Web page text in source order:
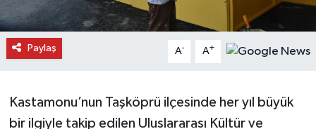
Paylaş A- A+
Kastamonu’nun Taşköprü ilçesinde her yıl büyük
bir ilgiyle takip edilen Uluslararası Kültür ve
İnebolu Haberleri
Merkez Haberleri